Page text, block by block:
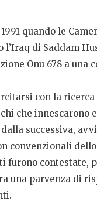
quando le
di Saddam
Onu 678 a una
con la
che innescarono
successiva,
convenzionali
furono contestate,
una parvenza di